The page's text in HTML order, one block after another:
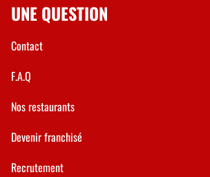
UNE QUESTION
Contact
F.A.Q
Nos restaurants
Devenir franchisé
Recrutement